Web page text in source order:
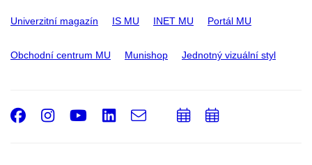
Univerzitní magazín IS MU INET MU Portál MU
Obchodní centrum MU Munishop Jednotný vizuální styl
Facebook
Instagram
Youtube
LinkedIn
e-
PřidatPřidat